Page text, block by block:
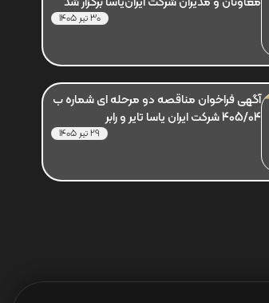
30 تیر 1405
آگهی فراخوان مناقصه دو مرحله ای شماره ب
405/04 شرکت ایران یاسا تایر و رابر
29 تیر 1405